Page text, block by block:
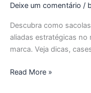
Deixe um comentário /
Descubra como
aliadas estratégicas no
marca. Veja dicas,
Read More »